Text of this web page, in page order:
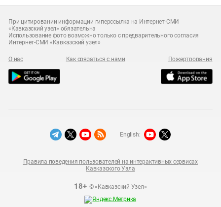
При цитировании информации гиперссылка на Интернет-СМИ
«Кавказский узел» обязательна
Использование фото возможно только с предварительного согласия
Интернет-СМИ «Кавказский узел»
О нас Как связаться с нами Пожертвования
18+© «Кавказский Узел»
Правила поведения пользователей на интерактивных сервисах
Кавказского Узла
English: